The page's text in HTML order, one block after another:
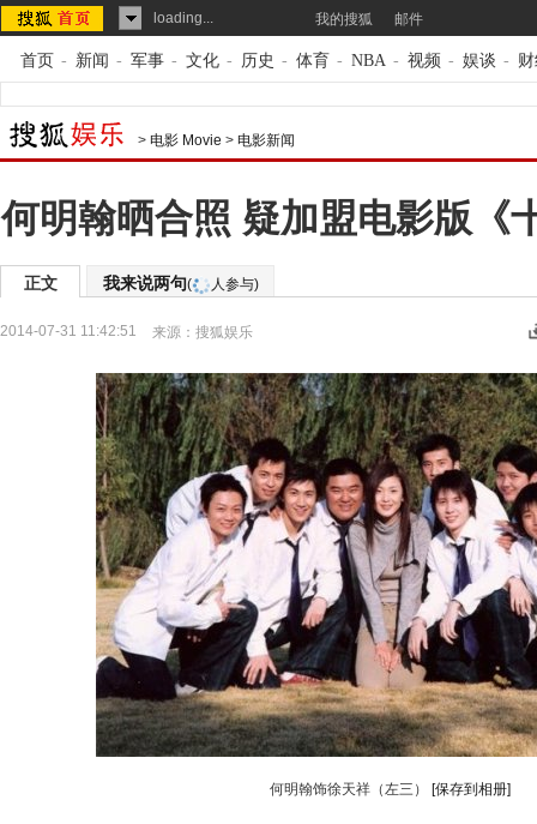
loading... 我的搜狐 邮件
首页 - 新闻 - 军事 - 文化 - 历史 - 体育 - NBA - 视频 - 娱谈 -
> 电影 Movie > 电影新闻
何明翰晒合照 疑加盟电影版《
正文 我来说两句( 人参与)
2014-07-31 11:42:51 来源： 搜狐娱乐
何明翰饰徐天祥（左三） [保存到相册]